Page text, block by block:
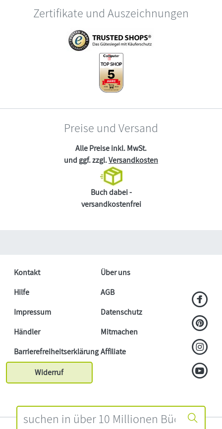
Zertifikate und Auszeichnungen
Preise und Versand
Alle Preise inkl. MwSt.
und ggf. zzgl.Versandkosten
Buch dabei -
versandkostenfrei
Kontakt
Über uns
Hilfe
AGB
Impressum
Datenschutz
Händler
Mitmachen
BarrierefreiheitserklärungAffiliate
Widerruf